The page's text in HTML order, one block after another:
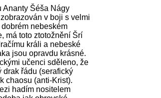
Ananty Šéša Nágy
v boji s velmi
nebeském
má toto ztotožnění Šrí
králi a nebeské
jsou opravdu krásné.
učenci sděleno, že
drak řádu (serafický
chaosu (anti-Krist).
hadím nositelem